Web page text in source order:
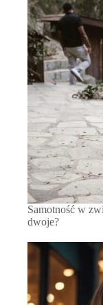
Samotność w
dwoje?